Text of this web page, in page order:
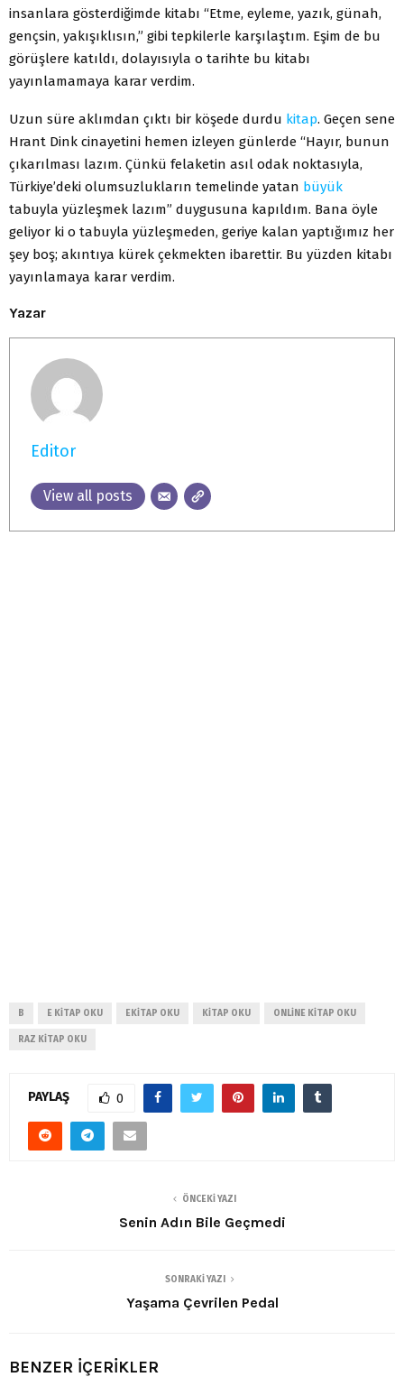
insanlara gösterdiğimde kitabı “Etme, eyleme, yazık, günah,
gençsin, yakışıklısın,” gibi tepkilerle karşılaştım. Eşim de bu
görüşlere katıldı, dolayısıyla o tarihte bu kitabı
yayınlamamaya karar verdim.
Uzun süre aklımdan çıktı bir köşede durdu kitap. Geçen sene
Hrant Dink cinayetini hemen izleyen günlerde “Hayır, bunun
çıkarılması lazım. Çünkü felaketin asıl odak noktasıyla,
Türkiye’deki olumsuzlukların temelinde yatan büyük
tabuyla yüzleşmek lazım” duygusuna kapıldım. Bana öyle
geliyor ki o tabuyla yüzleşmeden, geriye kalan yaptığımız her
şey boş; akıntıya kürek çekmekten ibarettir. Bu yüzden kitabı
yayınlamaya karar verdim.
Yazar
Editor
View all posts
B E KITAP OKU EKITAP OKU KITAP OKU ONLINE KITAP OKU
RAZ KITAP OKU
PAYLAŞ 0
ÖNCEKI YAZI
Senin Adın Bile Geçmedi
SONRAKI YAZI
Yaşama Çevrilen Pedal
BENZER İÇERİKLER